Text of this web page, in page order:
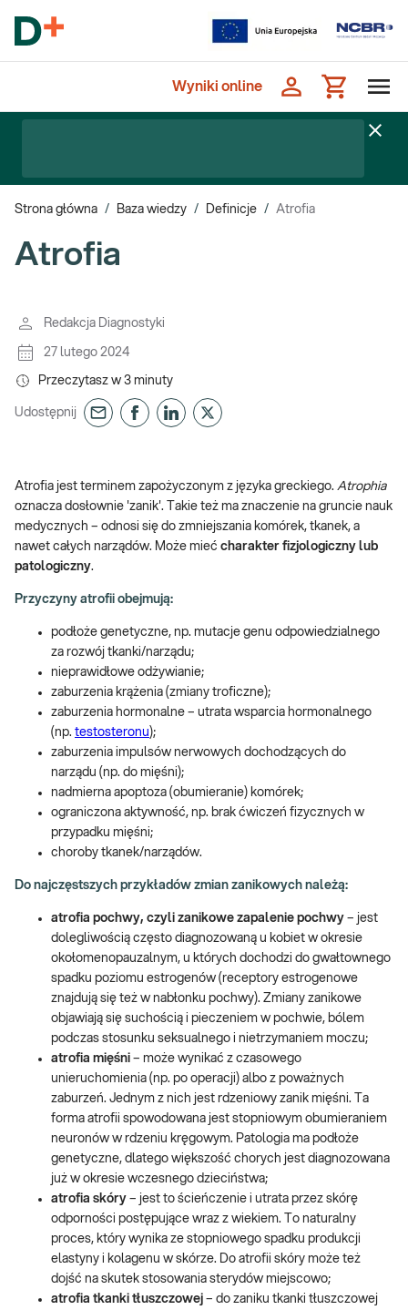
Wyniki online
Strona główna / Baza wiedzy / Definicje / Atrofia
Atrofia
Redakcja Diagnostyki
27 lutego 2024
Przeczytasz w 3 minuty
Udostępnij
Atrofia jest terminem zapożyczonym z języka greckiego. Atrophia
oznacza dosłownie 'zanik'. Takie też ma znaczenie na gruncie nauk
medycznych – odnosi się do zmniejszania komórek, tkanek, a
nawet całych narządów. Może mieć charakter fizjologiczny lub
patologiczny.
Przyczyny atrofii obejmują:
podłoże genetyczne, np. mutacje genu odpowiedzialnego
za rozwój tkanki/narządu;
nieprawidłowe odżywianie;
zaburzenia krążenia (zmiany troficzne);
zaburzenia hormonalne – utrata wsparcia hormonalnego
(np. testosteronu);
zaburzenia impulsów nerwowych dochodzących do
narządu (np. do mięśni);
nadmierna apoptoza (obumieranie) komórek;
ograniczona aktywność, np. brak ćwiczeń fizycznych w
przypadku mięśni;
choroby tkanek/narządów.
Do najczęstszych przykładów zmian zanikowych należą:
atrofia pochwy, czyli zanikowe zapalenie pochwy – jest
dolegliwością często diagnozowaną u kobiet w okresie
okołomenopauzalnym, u których dochodzi do gwałtownego
spadku poziomu estrogenów (receptory estrogenowe
znajdują się też w nabłonku pochwy). Zmiany zanikowe
objawiają się suchością i pieczeniem w pochwie, bólem
podczas stosunku seksualnego i nietrzymaniem moczu;
atrofia mięśni – może wynikać z czasowego
unieruchomienia (np. po operacji) albo z poważnych
zaburzeń. Jednym z nich jest rdzeniowy zanik mięśni. Ta
forma atrofii spowodowana jest stopniowym obumieraniem
neuronów w rdzeniu kręgowym. Patologia ma podłoże
genetyczne, dlatego większość chorych jest diagnozowana
już w okresie wczesnego dzieciństwa;
atrofia skóry – jest to ścieńczenie i utrata przez skórę
odporności postępujące wraz z wiekiem. To naturalny
proces, który wynika ze stopniowego spadku produkcji
elastyny i kolagenu w skórze. Do atrofii skóry może też
dojść na skutek stosowania sterydów miejscowo;
atrofia tkanki tłuszczowej – do zaniku tkanki tłuszczowej